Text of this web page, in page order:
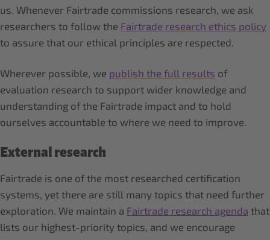
us. Whenever Fairtrade commissions research, we ask
researchers to follow the Fairtrade research ethics policy
to assure that our ethical principles are respected.
Wherever possible, we publish the full results of
evaluation research to support wider knowledge and
understanding of the Fairtrade impact and to hold
ourselves accountable to where we need to improve.
External research
Fairtrade is one of the most researched certification
systems, yet there are still many topics that need further
exploration. We maintain a Fairtrade research agenda that
lists our highest-priority topics, and we encourage